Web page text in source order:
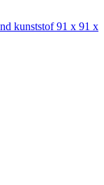
kunststof 91 x 91 x